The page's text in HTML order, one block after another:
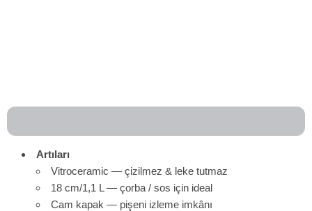
Artıları
Vitroceramic — çizilmez & leke tutmaz
18 cm/1,1 L — çorba / sos için ideal
Cam kapak — pişeni izleme imkânı